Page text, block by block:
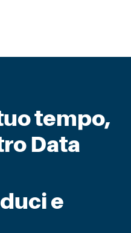
tempo,
Data
e